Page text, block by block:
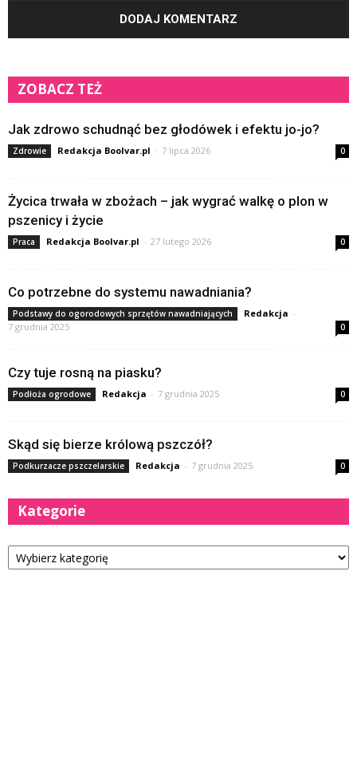
ZOBACZ TEŻ
Jak zdrowo schudnąć bez głodówek i efektu jo-jo?
Zdrowie Redakcja Boolvar.pl - 7 lipca 2026 0
Życica trwała w zbożach – jak wygrać walkę o plon w
pszenicy i życie
Praca Redakcja Boolvar.pl - 27 lutego 2026 0
Co potrzebne do systemu nawadniania?
Podstawy do ogorodowych sprzętów nawadniających Redakcja -
7 grudnia 2025
0
Czy tuje rosną na piasku?
Podłoża ogrodowe Redakcja - 7 grudnia 2025 0
Skąd się bierze królową pszczół?
Podkurzacze pszczelarskie Redakcja - 7 grudnia 2025 0
Kategorie
Kategorie